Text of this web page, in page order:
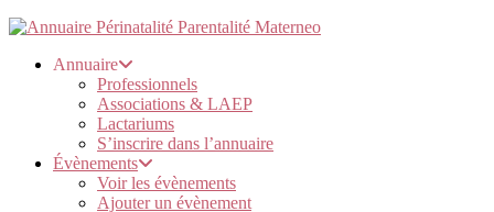
Annuaire
Professionnels
Associations & LAEP
Lactariums
S’inscrire dans l’annuaire
Évènements
Voir les évènements
Ajouter un évènement